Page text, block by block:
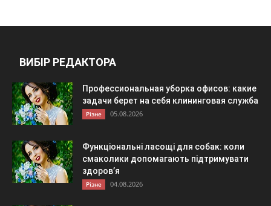
ВИБІР РЕДАКТОРА
Профессиональная уборка офисов: какие
задачи берет на себя клининговая служба
Різне 05.08.2026
Функціональні ласощі для собак: коли
смаколики допомагають підтримувати
здоров’я
Різне 04.08.2026